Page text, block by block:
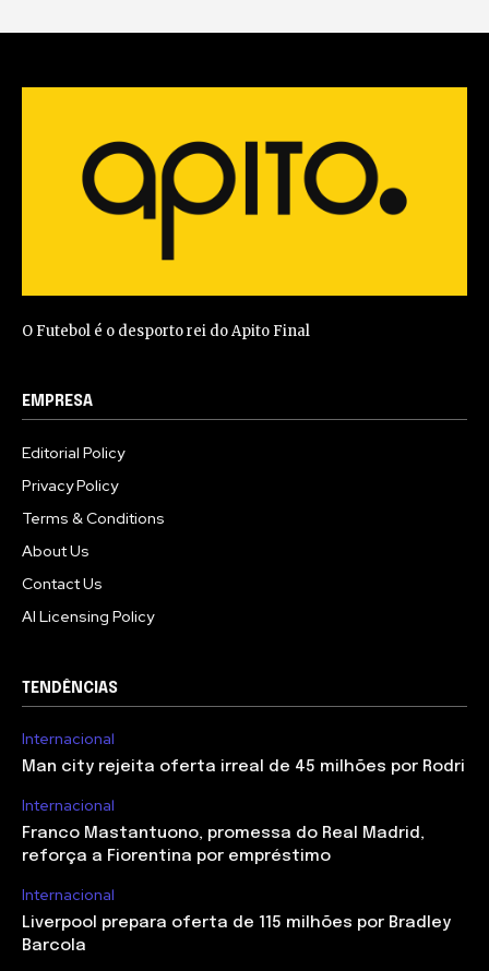
O Futebol é o desporto rei do Apito Final
EMPRESA
Editorial Policy
Privacy Policy
Terms & Conditions
About Us
Contact Us
AI Licensing Policy
TENDÊNCIAS
Internacional
Man city rejeita oferta irreal de 45 milhões por Rodri
Internacional
Franco Mastantuono, promessa do Real Madrid,
reforça a Fiorentina por empréstimo
Internacional
Liverpool prepara oferta de 115 milhões por Bradley
Barcola